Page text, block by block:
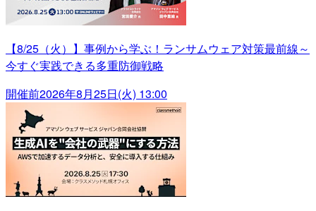
【8/25（火）】事例から学ぶ！ランサムウェア対策最前線～
今すぐ実践できる多重防御戦略
開催前2026年8月25日(火) 13:00